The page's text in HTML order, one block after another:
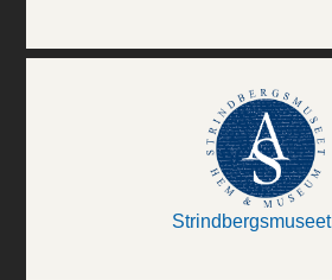
Strindbergsmuseet